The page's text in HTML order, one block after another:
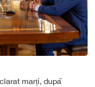
marți, după